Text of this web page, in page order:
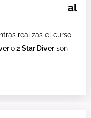
al
realizas el curso
o 2 Star Diverson